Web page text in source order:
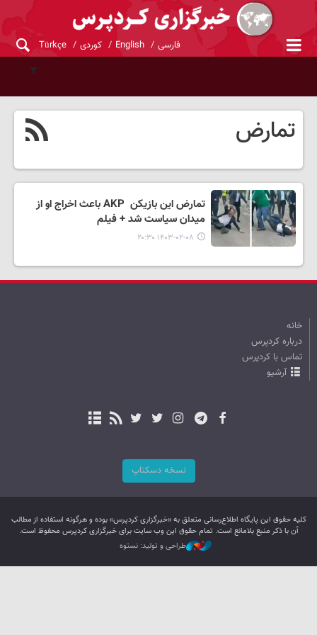
فارسی English کوردی Türkçe
تمارض
تمارض این بازیکن AKP باعث اخراج او از
میدان سیاست شد + فیلم
۱۴۰۳-۰۲-۰۸ ۲۰:۳۰
خانه
درباره کردپرس
تماس با کردپرس
آرشیو
نسخه دسکتاپ
کليه حقوق اين پایگاه اطلاع‌رسانی متعلق به «خبرگزاری کردپرس» بوده و هرگونه استفاده از مطالب
آن با ذکر منبع بلامانع است. تمام حقوق این وب سایت برای خبرگزاری کردپرس محفوظ است.
طراحی و تولید: نستوه